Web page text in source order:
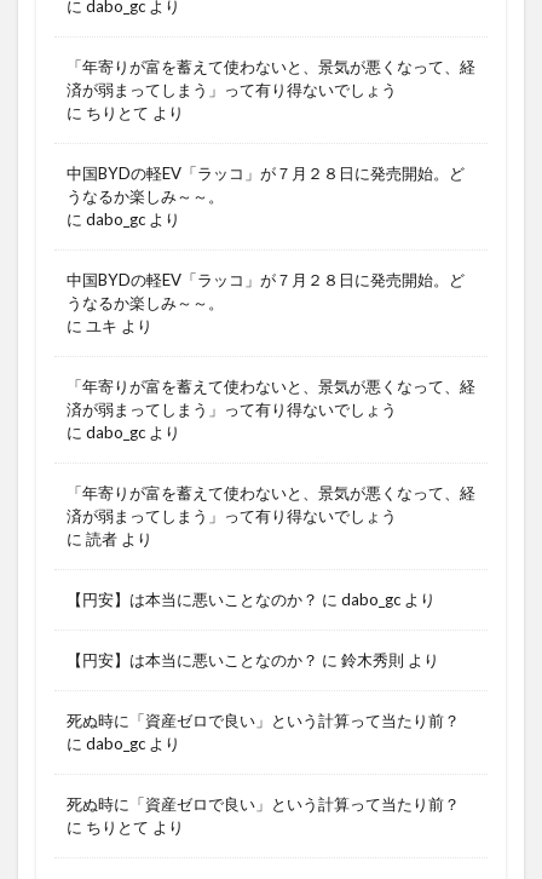
に dabo_gc より
「年寄りが富を蓄えて使わないと、景気が悪くなって、経
済が弱まってしまう」って有り得ないでしょう
に ちりとて より
中国BYDの軽EV「ラッコ」が７月２８日に発売開始。ど
うなるか楽しみ～～。
に dabo_gc より
中国BYDの軽EV「ラッコ」が７月２８日に発売開始。ど
うなるか楽しみ～～。
に ユキ より
「年寄りが富を蓄えて使わないと、景気が悪くなって、経
済が弱まってしまう」って有り得ないでしょう
に dabo_gc より
「年寄りが富を蓄えて使わないと、景気が悪くなって、経
済が弱まってしまう」って有り得ないでしょう
に 読者 より
【円安】は本当に悪いことなのか？ に dabo_gc より
【円安】は本当に悪いことなのか？ に 鈴木秀則 より
死ぬ時に「資産ゼロで良い」という計算って当たり前？
に dabo_gc より
死ぬ時に「資産ゼロで良い」という計算って当たり前？
に ちりとて より